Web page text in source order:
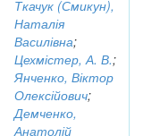
Ткачук (Смикун),
Наталія
Василівна;
Цехмістер, А. В.;
Янченко, Віктор
Олексійович;
Демченко,
Анатолій